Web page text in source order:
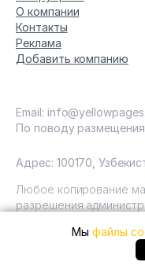
О компании
Контакты
Реклама
Добавить компанию
Email:
По поводу
Адрес: 100170,
Любое копирование
разрешения
Copyright © Yellow
"Yellow Pages". Все
Мыфайлы